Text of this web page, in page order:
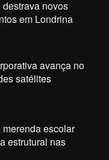
novos
em Londrina
avança no
satélites
escolar
estrutural nas